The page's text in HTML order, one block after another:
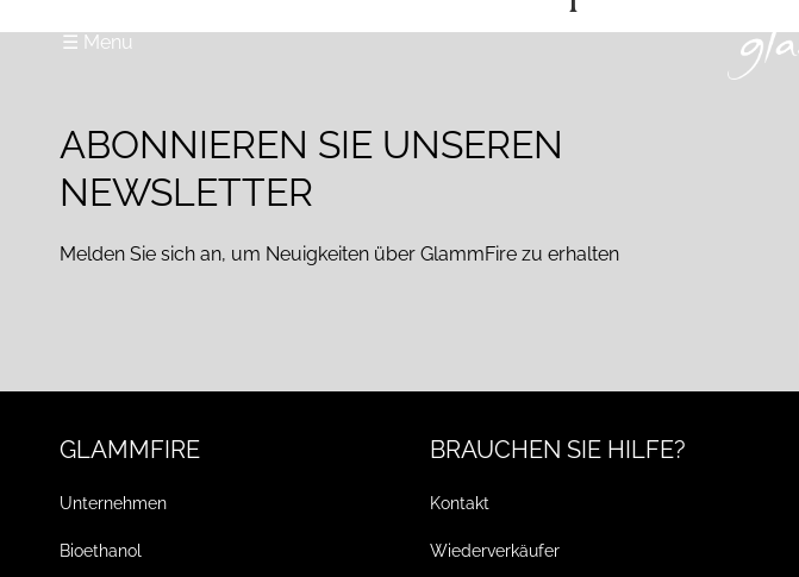
☰ Menu
ABONNIEREN SIE UNSEREN
NEWSLETTER
Melden Sie sich an, um Neuigkeiten über GlammFire zu erhalten
GLAMMFIRE
Unternehmen
Bioethanol
BRAUCHEN SIE HILFE?
Kontakt
Wiederverkäufer